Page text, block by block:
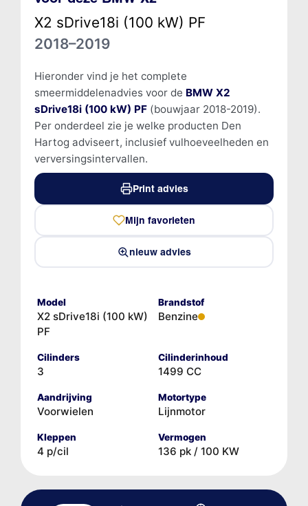
X2 sDrive18i (100 kW) PF
2018–2019
Hieronder vind je het complete
smeermiddelenadvies voor de BMW X2
sDrive18i (100 kW) PF(bouwjaar 2018-2019).
Per onderdeel zie je welke producten Den
Hartog adviseert, inclusief vulhoeveelheden en
verversingsintervallen.
Print advies
Mijn favorieten
nieuw advies
Model
X2 sDrive18i (100 kW)
PF
Brandstof
Benzine
Cilinders
3
Cilinderinhoud
1499 CC
Aandrijving
Voorwielen
Motortype
Lijnmotor
Kleppen
4 p/cil
Vermogen
136 pk / 100 KW